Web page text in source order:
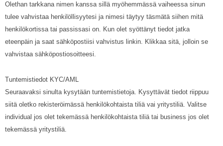
Olethan tarkkana nimen kanssa sillä myöhemmässä vaiheessa sinun
tulee vahvistaa henkilöllisyytesi ja nimesi täytyy täsmätä siihen mitä
henkilökortissa tai passissasi on. Kun olet syöttänyt tiedot jatka
eteenpäin ja saat sähköpostiisi vahvistus linkin. Klikkaa sitä, jolloin se
vahvistaa sähköpostiosoitteesi.
Tuntemistiedot KYC/AML
Seuraavaksi sinulta kysytään tuntemistietoja. Kysyttävät tiedot riippuu
siitä oletko rekisteröimässä henkilökohtaista tiliä vai yritystiliä. Valitse
individual jos olet tekemässä henkilökohtaista tiliä tai business jos olet
tekemässä yritystiliä.